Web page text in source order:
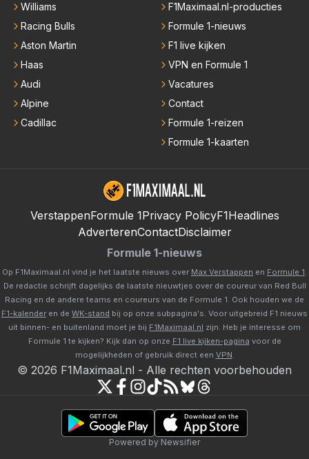
Williams
Racing Bulls
Aston Martin
Haas
Audi
Alpine
Cadillac
F1Maximaal.nl-producties
Formule 1-nieuws
F1 live kijken
VPN en Formule 1
Vacatures
Contact
Formule 1-reizen
Formule 1-kaarten
VerstappenFormule 1Privacy PolicyF1Headlines
AdverterenContactDisclaimer
Formule 1-nieuws
Op F1Maximaal.nl vind je het laatste nieuws over Max Verstappen en Formule 1.
De redactie schrijft dagelijks de laatste nieuwtjes over de coureur van Red Bull
Racing en de andere teams en coureurs van de Formule 1. Ook houden we de
F1-kalender en de WK-stand bij op onze subpagina's. Voor uitgebreid F1 nieuws
uit binnen- en buitenland moet je bij F1Maximaal.nl zijn. Heb je interesse om
Formule 1 te kijken? Kijk dan op onze F1 live kijken-pagina voor de
mogelijkheden of gebruik direct een VPN.
© 2026 F1Maximaal.nl - Alle rechten voorbehouden
Powered by Newsifier